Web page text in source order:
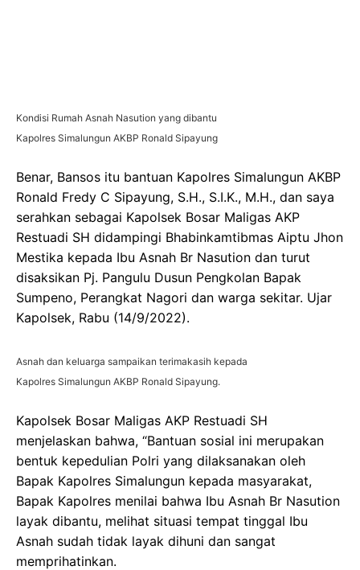
Kondisi Rumah Asnah Nasution yang dibantu
Kapolres Simalungun AKBP Ronald Sipayung
Benar, Bansos itu bantuan Kapolres Simalungun AKBP
Ronald Fredy C Sipayung, S.H., S.I.K., M.H., dan saya
serahkan sebagai Kapolsek Bosar Maligas AKP
Restuadi SH didampingi Bhabinkamtibmas Aiptu Jhon
Mestika kepada Ibu Asnah Br Nasution dan turut
disaksikan Pj. Pangulu Dusun Pengkolan Bapak
Sumpeno, Perangkat Nagori dan warga sekitar. Ujar
Kapolsek, Rabu (14/9/2022).
Asnah dan keluarga sampaikan terimakasih kepada
Kapolres Simalungun AKBP Ronald Sipayung.
Kapolsek Bosar Maligas AKP Restuadi SH
menjelaskan bahwa, “Bantuan sosial ini merupakan
bentuk kepedulian Polri yang dilaksanakan oleh
Bapak Kapolres Simalungun kepada masyarakat,
Bapak Kapolres menilai bahwa Ibu Asnah Br Nasution
layak dibantu, melihat situasi tempat tinggal Ibu
Asnah sudah tidak layak dihuni dan sangat
memprihatinkan.